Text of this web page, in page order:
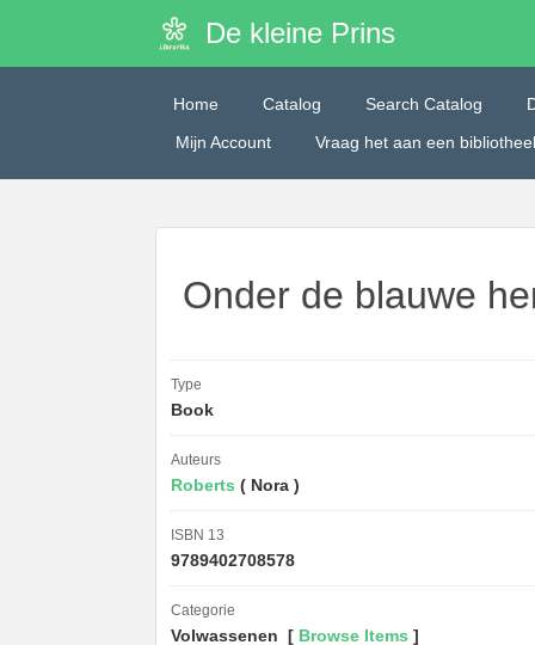
De kleine Prins
Home Catalog Search Catalog
Mijn Account
Vraag het aan een
Onder de blauwe
Type
Book
Auteurs
Roberts ( Nora )
ISBN 13
9789402708578
Categorie
Volwassenen [ Browse Items ]